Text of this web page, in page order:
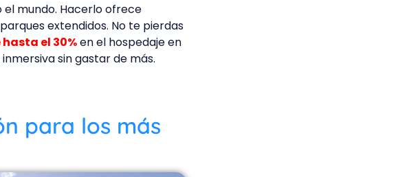
el mundo. Hacerlo ofrece
extendidos. No te pierdas
el 30%en el hospedaje en
sin gastar de más.
para los más